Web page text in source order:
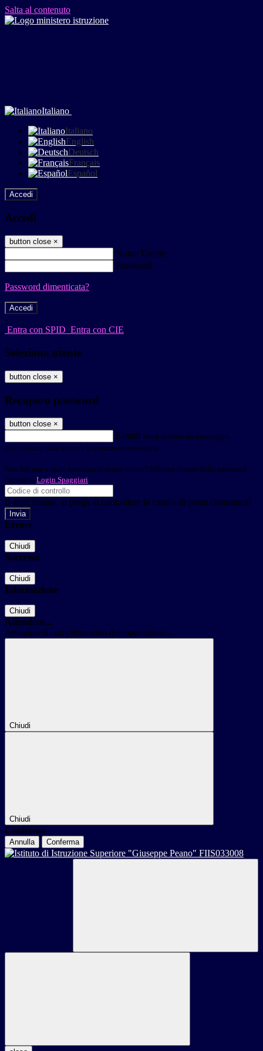
Salta al contenuto
Italiano
Italiano
English
Deutsch
Français
Español
Accedi
Accedi
button close ×
Nome Utente
Password
Password dimenticata?
-
Entra con SPID Entra con CIE
Seleziona utente
button close ×
Recupero password
button close ×
E-mail Verrà inviato un messaggio
all'indirizzo indicato con le istruzioni necessarie.
Non hai una e-mail associata al nome utente? Effettua il reset della password
tramite la Login Spaggiari
E-mail inviata, si prega di controllare la casella di posta elettronica!
Errore
Chiudi
Successo
Chiudi
Informazione
Chiudi
Attendere...
Attendere il completamento dell'operazione...
Chiudi
Chiudi
Conferma
Annulla Conferma